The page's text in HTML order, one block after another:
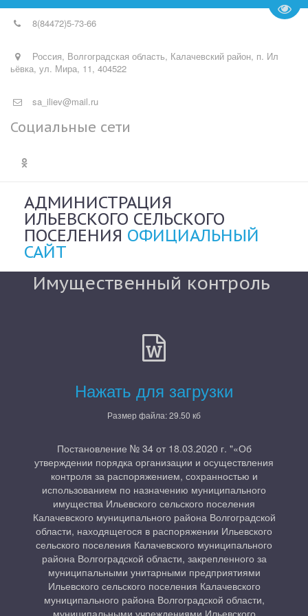
8(84472)5-73-66
Россия, Волгоградская область, Калачевский район, п. Ил
ьёвка, ул. Мира, 11, 404522
sa_iliev@mail.ru
Социальные сети
АДМИНИСТРАЦИЯ
ИЛЬЕВСКОГО СЕЛЬСКОГО
ПОСЕЛЕНИЯ ОФИЦИАЛЬНЫЙ
САЙТ
Имущественный контроль
Нажать для загрузки
Размер файла: 29.50 кб
Постановление № 34 от 18.03.2020 г. "«Об
утверждении порядка организации и осуществления
контроля за распоряжением, сохранностью и
использованием по назначению муниципального
имущества Ильевского сельского поселения
Калачевского муниципального района Волгоградской
области, находящегося в распоряжении Ильевского
сельского поселения Калачевского муниципального
района Волгоградской области, закрепленного за
муниципальными унитарными предприятиями
Ильевского сельского поселения Калачевского
муниципального района Волгоградской области,
муниципальными учреждениями Ильевского